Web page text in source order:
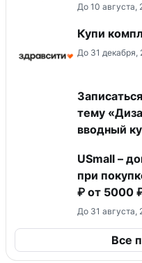
До 10 августа,
Купи
До 31 декабря,
тему
вводный
USmall –
при
₽ от 5000
До 31 августа,
Все